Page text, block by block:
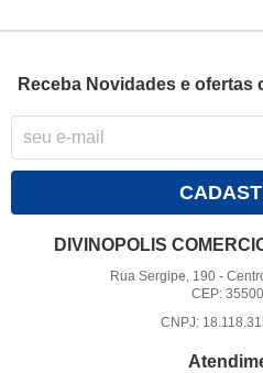
Receba Novidades e
DIVINOPOLIS
Rua Sergipe, 190 -
CEP:
CNPJ: